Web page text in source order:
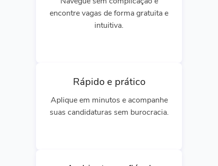
encontre vagas de forma gratuita e
intuitiva.
Rápido e prático
Aplique em minutos e acompanhe
suas candidaturas sem burocracia.